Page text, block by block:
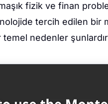
fizik ve finan
tercih edilen bir
temel nedenler